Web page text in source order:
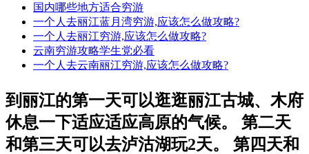
国内哪些地方适合穷游
一个人去丽江蓝月湾穷游,应该怎么做攻略?
一个人去丽江穷游,应该怎么做攻略?
云南穷游攻略学生党必看
一个人去云南丽江穷游,应该怎么做攻略?
到丽江的第一天可以逛逛丽江古城、木府
休息一下适应适应高原的气候。 第二天
和第三天可以去泸沽湖玩2天。 第四天和